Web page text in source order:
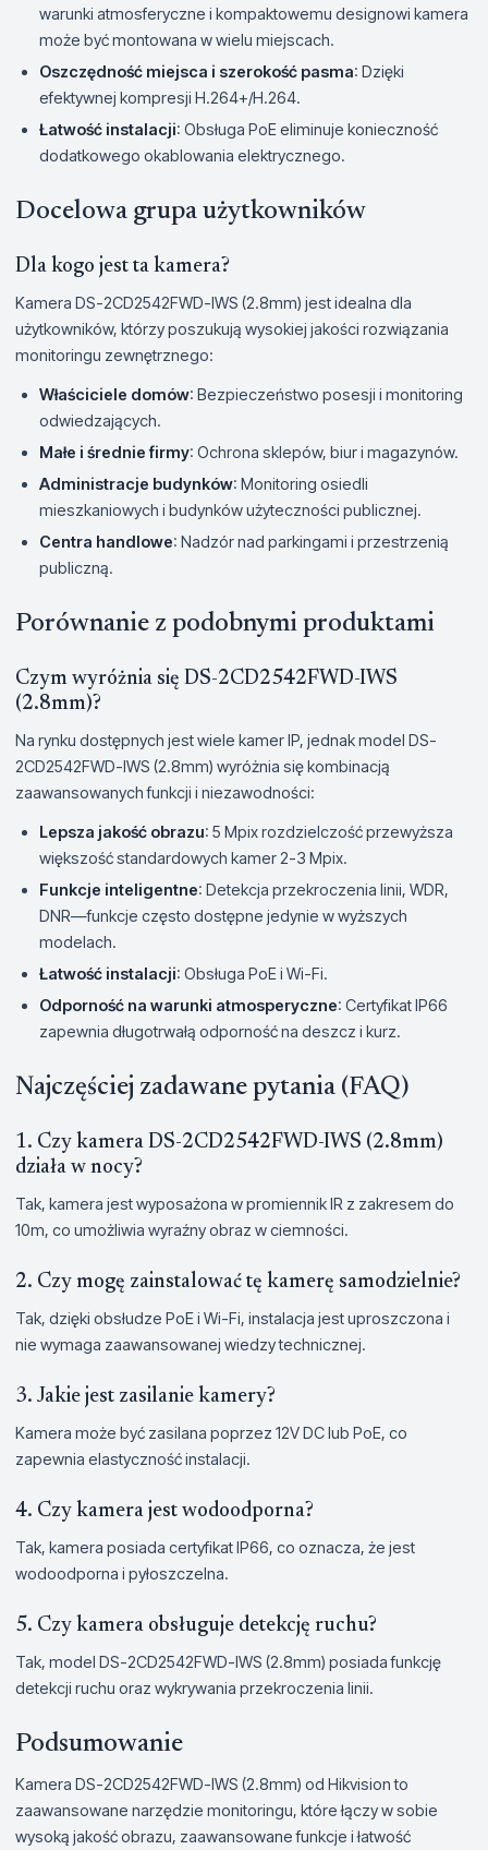
warunki atmosferyczne i kompaktowemu designowi kamera
może być montowana w wielu miejscach.
Oszczędność miejsca i szerokość pasma: Dzięki
efektywnej kompresji H.264+/H.264.
Łatwość instalacji: Obsługa PoE eliminuje konieczność
dodatkowego okablowania elektrycznego.
Docelowa grupa użytkowników
Dla kogo jest ta kamera?
Kamera DS-2CD2542FWD-IWS (2.8mm) jest idealna dla
użytkowników, którzy poszukują wysokiej jakości rozwiązania
monitoringu zewnętrznego:
Właściciele domów: Bezpieczeństwo posesji i monitoring
odwiedzających.
Małe i średnie firmy: Ochrona sklepów, biur i magazynów.
Administracje budynków: Monitoring osiedli
mieszkaniowych i budynków użyteczności publicznej.
Centra handlowe: Nadzór nad parkingami i przestrzenią
publiczną.
Porównanie z podobnymi produktami
Czym wyróżnia się DS-2CD2542FWD-IWS
(2.8mm)?
Na rynku dostępnych jest wiele kamer IP, jednak model DS-
2CD2542FWD-IWS (2.8mm) wyróżnia się kombinacją
zaawansowanych funkcji i niezawodności:
Lepsza jakość obrazu: 5 Mpix rozdzielczość przewyższa
większość standardowych kamer 2-3 Mpix.
Funkcje inteligentne: Detekcja przekroczenia linii, WDR,
DNR—funkcje często dostępne jedynie w wyższych
modelach.
Łatwość instalacji: Obsługa PoE i Wi-Fi.
Odporność na warunki atmosperyczne: Certyfikat IP66
zapewnia długotrwałą odporność na deszcz i kurz.
Najczęściej zadawane pytania (FAQ)
1. Czy kamera DS-2CD2542FWD-IWS (2.8mm)
działa w nocy?
Tak, kamera jest wyposażona w promiennik IR z zakresem do
10m, co umożliwia wyraźny obraz w ciemności.
2. Czy mogę zainstalować tę kamerę samodzielnie?
Tak, dzięki obsłudze PoE i Wi-Fi, instalacja jest uproszczona i
nie wymaga zaawansowanej wiedzy technicznej.
3. Jakie jest zasilanie kamery?
Kamera może być zasilana poprzez 12V DC lub PoE, co
zapewnia elastyczność instalacji.
4. Czy kamera jest wodoodporna?
Tak, kamera posiada certyfikat IP66, co oznacza, że jest
wodoodporna i pyłoszczelna.
5. Czy kamera obsługuje detekcję ruchu?
Tak, model DS-2CD2542FWD-IWS (2.8mm) posiada funkcję
detekcji ruchu oraz wykrywania przekroczenia linii.
Podsumowanie
Kamera DS-2CD2542FWD-IWS (2.8mm) od Hikvision to
zaawansowane narzędzie monitoringu, które łączy w sobie
wysoką jakość obrazu, zaawansowane funkcje i łatwość